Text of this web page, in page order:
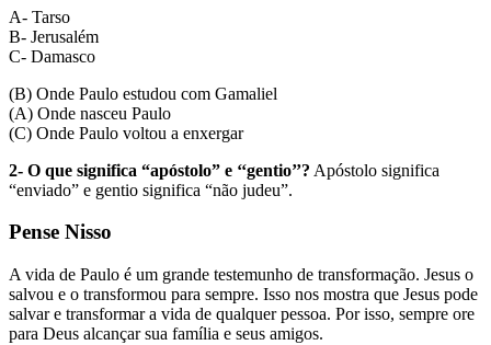
A- Tarso
B- Jerusalém
C- Damasco
(B) Onde Paulo estudou com Gamaliel
(A) Onde nasceu Paulo
(C) Onde Paulo voltou a enxergar
2- O que significa “apóstolo” e ‘‘gentio’’? Apóstolo significa
“enviado” e gentio significa “não judeu”.
Pense Nisso
A vida de Paulo é um grande testemunho de transformação. Jesus o
salvou e o transformou para sempre. Isso nos mostra que Jesus pode
salvar e transformar a vida de qualquer pessoa. Por isso, sempre ore
para Deus alcançar sua família e seus amigos.